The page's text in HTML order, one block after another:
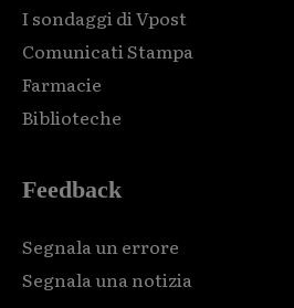
I sondaggi di Vpost
Comunicati Stampa
Farmacie
Biblioteche
Feedback
Segnala un errore
Segnala una notizia